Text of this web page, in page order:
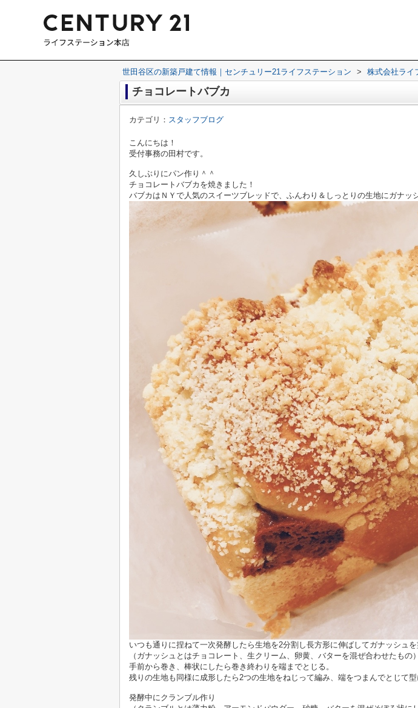
世田谷区の新築戸建て情報｜センチュリー21ライフステーション > 株式会社ライ
チョコレートバブカ
カテゴリ： スタッフブログ
こんにちは！
受付事務の田村です。
久しぶりにパン作り＾＾
チョコレートバブカを焼きました！
バブカはＮＹで人気のスイーツブレッドで、ふんわり＆しっとりの生地にガナッ
いつも通りに捏ねて一次発酵したら生地を2分割し長方形に伸ばしてガナッシュを
（ガナッシュとはチョコレート、生クリーム、卵黄、バターを混ぜ合わせたもの）
手前から巻き、棒状にしたら巻き終わりを端までとじる。
残りの生地も同様に成形したら2つの生地をねじって編み、端をつまんでとじて型
発酵中にクランブル作り